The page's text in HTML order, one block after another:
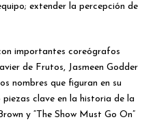
extender la percepción de
importantes coreógrafos
de Frutos, Jasmeen Godder
nombres que figuran en su
clave en la historia de la
y “The Show Must Go On”